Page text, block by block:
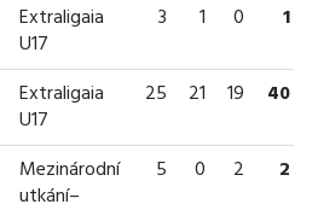
Extraligaia
U17
3 1 0 1
Extraligaia
U17
25 21 19 40
Mezinárodní
utkání–
5 0 2 2